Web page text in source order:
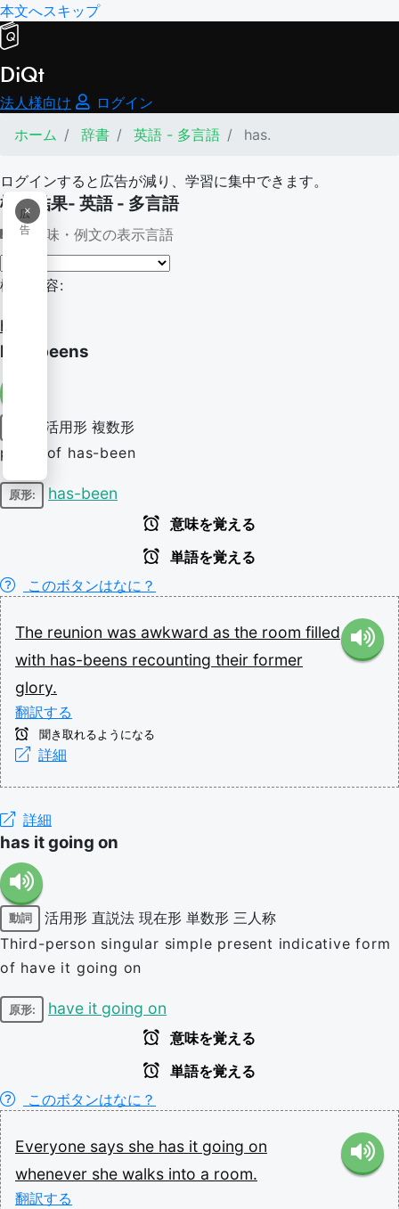
本文へスキップ
DiQt
法人様向け
ログイン
ホーム
辞書 英語 - 多言語 has.
ログインすると広告が減り、学習に集中できます。
×
広
告
検索結果- 英語 - 多言語
意味・例文の表示言語
検索内容:
has.
has-beens
活用形 複数形
plural of has-been
原形: has-been
意味を覚える
単語を覚える
このボタンはなに？
The reunion was awkward as the room filled
with has-beens recounting their former
glory.
翻訳する
聞き取れるようになる
詳細
詳細
has it going on
動詞 活用形 直説法 現在形 単数形 三人称
Third-person singular simple present indicative form
of have it going on
原形: have it going on
意味を覚える
単語を覚える
このボタンはなに？
Everyone says she has it going on
whenever she walks into a room.
翻訳する